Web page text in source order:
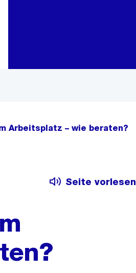
Arbeitsplatz – wie beraten?
Seite vorlesen